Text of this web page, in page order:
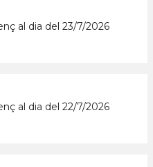
al dia del 23/7/2026
al dia del 22/7/2026